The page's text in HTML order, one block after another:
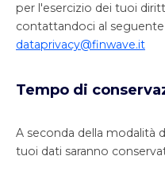
per l'esercizio dei tuoi
contattandoci al seguente
dataprivacy@finwave.it
Tempo di
A seconda della modalità
tuoi dati saranno